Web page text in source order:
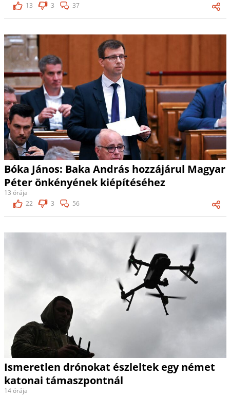
13
3 37
Bóka János: Baka András hozzájárul Magyar
Péter önkényének kiépítéséhez
13 órája
22
3 56
Ismeretlen drónokat észleltek egy német
katonai támaszpontnál
14 órája